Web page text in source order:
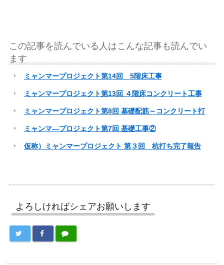
この記事を読んでいる人はこんな記事も読んでい
ます
ミャンマープロジェクト第14回 5階床工事
ミャンマープロジェクト第13回 ４階床コンクリート工事
ミャンマープロジェクト第8回 基礎配筋～コンクリート打
ミャンマ―プロジェクト第7回 基礎工事②
仮称）ミャンマープロジェクト 第３回 杭打ち完了報告
よろしければシェアお願いします